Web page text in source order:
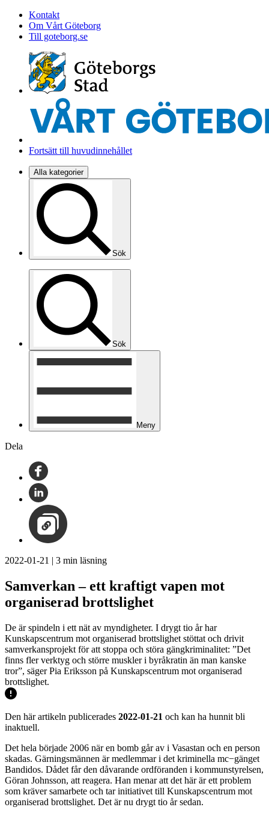
Kontakt
Om Vårt Göteborg
Till goteborg.se
Fortsätt till huvudinnehållet
Alla kategorier
Sök
Sök
Meny
Dela
2022-01-21 | 3 min läsning
Samverkan – ett kraftigt vapen mot
organiserad brottslighet
De är spindeln i ett nät av myndigheter. I drygt tio år har
Kunskapscentrum mot organiserad brottslighet stöttat och drivit
samverkansprojekt för att stoppa och störa gängkriminalitet: ”Det
finns fler verktyg och större muskler i byråkratin än man kanske
tror”, säger Pia Eriksson på Kunskapscentrum mot organiserad
brottslighet.
Den här artikeln publicerades 2022-01-21 och kan ha hunnit bli
inaktuell.
Det hela började 2006 när en bomb går av i Vasastan och en person
skadas. Gärningsmännen är medlemmar i det kriminella mc−gänget
Bandidos. Dådet får den dåvarande ordföranden i kommunstyrelsen,
Göran Johnsson, att reagera. Han menar att det här är ett problem
som kräver samarbete och tar initiativet till Kunskapscentrum mot
organiserad brottslighet. Det är nu drygt tio år sedan.